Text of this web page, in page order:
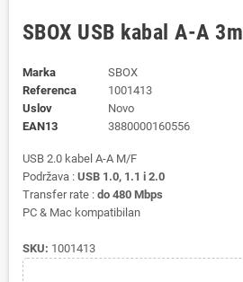
SBOX USB kabal A-A 3m
Marka
SBOX
Referenca
1001413
Uslov
Novo
EAN13
3880000160556
USB 2.0 kabel A-A M/F
Podržava : USB 1.0, 1.1 i 2.0
Transfer rate : do 480 Mbps
PC & Mac kompatibilan
SKU: 1001413